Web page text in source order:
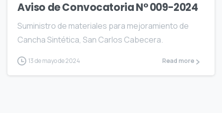
Aviso de Convocatoria N° 009-2024
Suministro de materiales para mejoramiento de
Cancha Sintética, San Carlos Cabecera.
13 de mayo de 2024 Read more